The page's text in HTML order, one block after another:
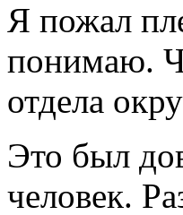
Я пожал
понимаю.
отдела
Это был
человек.